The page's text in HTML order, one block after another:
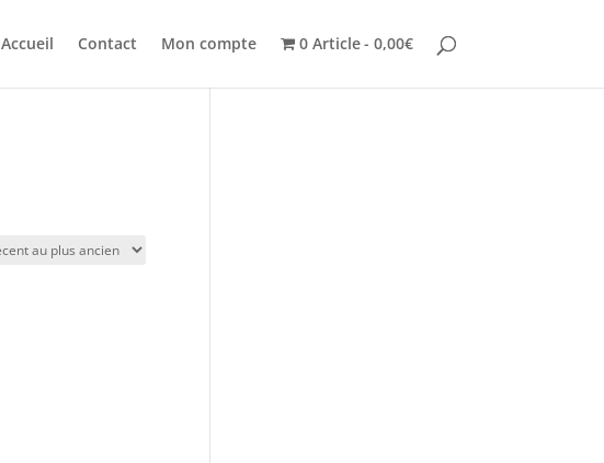
Accueil Contact Mon compte 0 Article 0,00€